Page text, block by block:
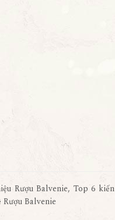
Rượu Balvenie, Top 6 kiến
Rượu Balvenie